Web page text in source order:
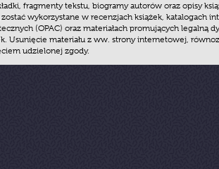
fragmenty tekstu, biogramy autorów oraz opisy
wykorzystane w recenzjach książek, katalogach
(OPAC) oraz materiałach promujących legalną
Usunięcie materiału z ww. strony internetowej,
udzielonej zgody.